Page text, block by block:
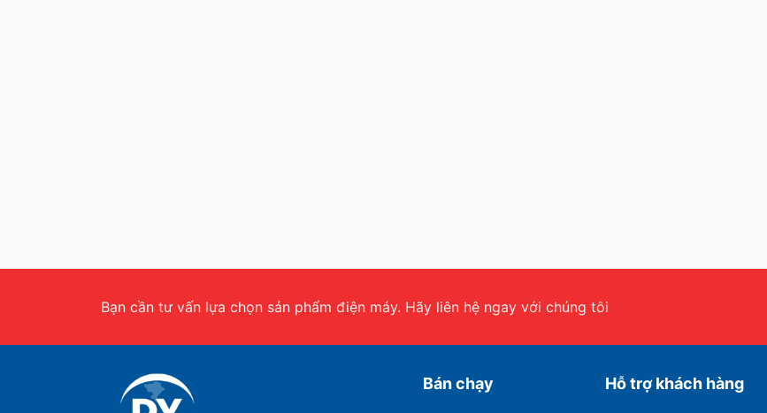
Bạn cần tư vấn lựa chọn sản phẩm điện máy. Hãy liên hệ ngay với chúng tôi
Bán chạy Hỗ trợ khách hàng